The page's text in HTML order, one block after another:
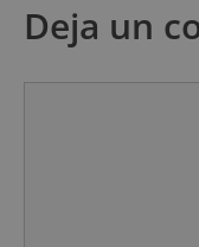
Deja un